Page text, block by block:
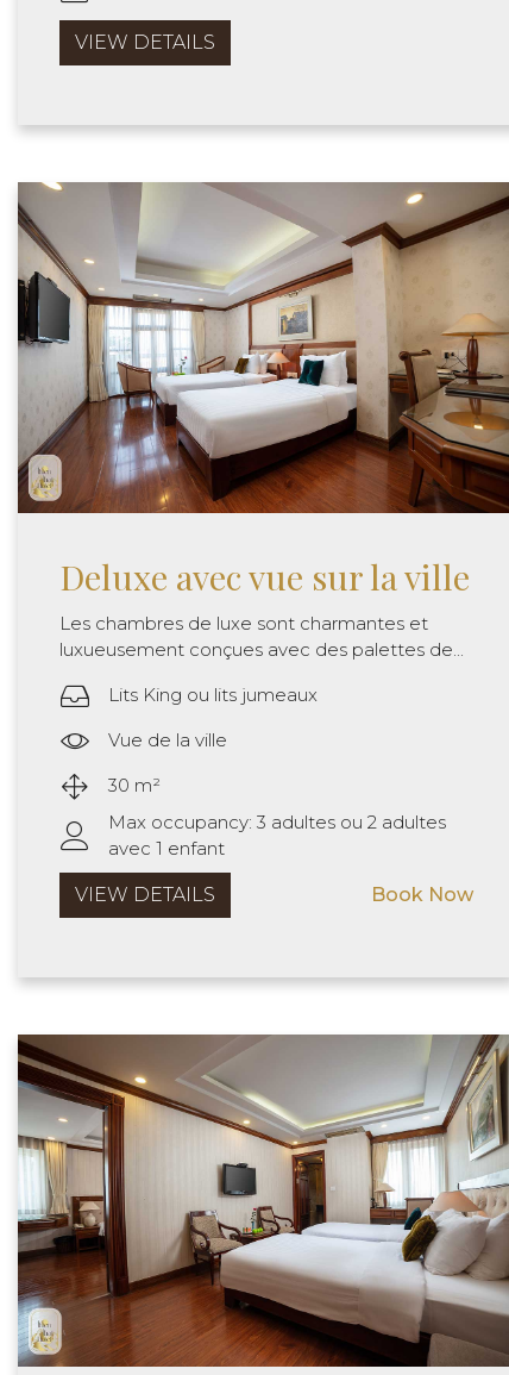
VIEW DETAILS
Deluxe avec vue sur la ville
Les chambres de luxe sont charmantes et
luxueusement conçues avec des palettes de...
Lits King ou lits jumeaux
Vue de la ville
30 m²
Max occupancy: 3 adultes ou 2 adultes
avec 1 enfant
VIEW DETAILS Book Now